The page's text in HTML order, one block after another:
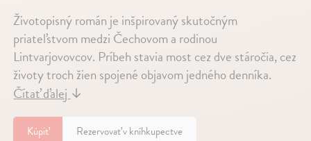
Životopisný román je inšpirovaný skutočným
priateľstvom medzi Čechovom a rodinou
Lintvarjovovcov. Príbeh stavia most cez dve stáročia, cez
životy troch žien spojené objavom jedného denníka.
Čítať ďalej↓
Kúpiť Rezervovať v kníhkupectve